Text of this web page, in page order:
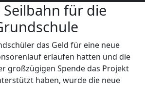
Seilbahn für die
das Geld für eine neue
erlaufen hatten und die
großzügigen Spende das Projekt
haben, wurde die neue